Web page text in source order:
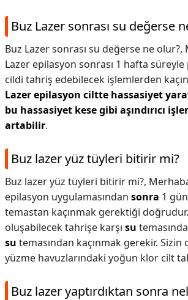
Buz Lazer sonrası su değerse
Buz Lazer sonrası su değerse ne olur?,
Lazer epilasyon sonrası 1 hafta
cildi tahriş edebilecek işlemlerden
Lazer epilasyon ciltte hassasiyet
bu hassasiyet kese gibi aşındırıcı
artabilir.
Buz lazer yüz tüyleri bitirir mi?
Buz lazer yüz tüyleri bitirir mi?,
epilasyon uygulamasından sonra 1
temastan kaçınmak gerektiği
oluşabilecek tahrişe karşı su
su temasından kaçınmak gerekir.
yüzme havuzlarındaki yoğun klor cilt
Buz lazer yaptırdıktan sonra